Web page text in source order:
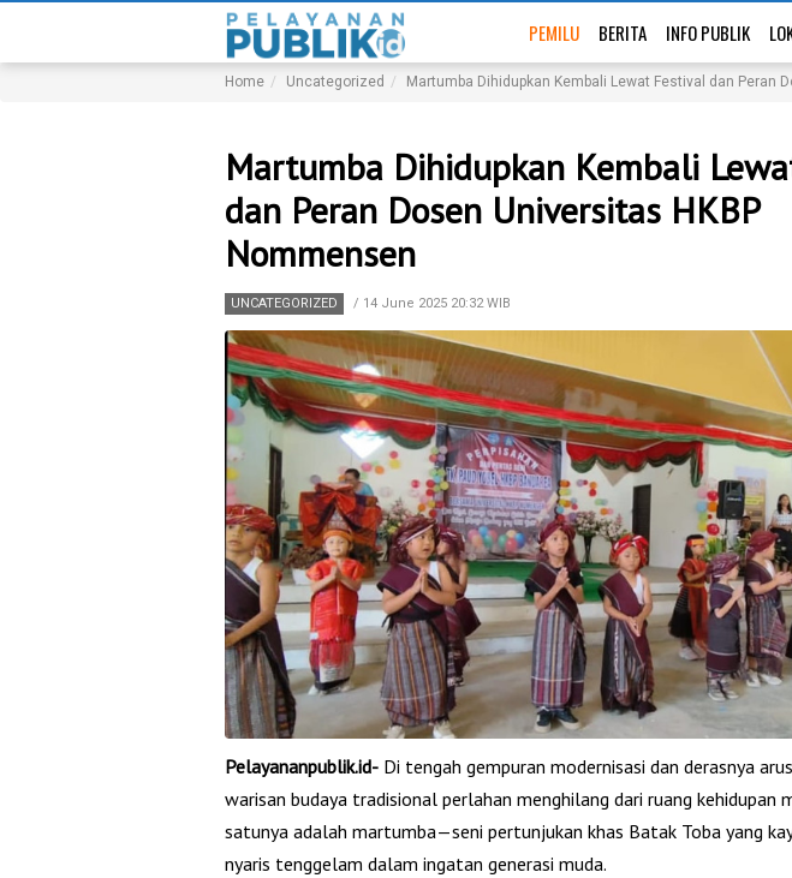
PEMILU BERITA INFO PUBLIK
Home Uncategorized Martumba Dihidupkan Kembali Lewat Festival dan Peran
Martumba Dihidupkan Kembali
dan Peran Dosen Universitas HKBP
Nommensen
UNCATEGORIZED / 14 June 2025 20:32 WIB
Pelayananpublik.id- Di tengah gempuran modernisasi dan derasnya
warisan budaya tradisional perlahan menghilang dari ruang kehidupan
satunya adalah martumba—seni pertunjukan khas Batak Toba yang
nyaris tenggelam dalam ingatan generasi muda.